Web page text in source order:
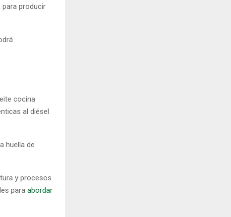
producir
cocina
al diésel
huella de
y procesos
para abordar